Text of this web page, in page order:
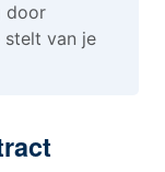
door
stelt van je